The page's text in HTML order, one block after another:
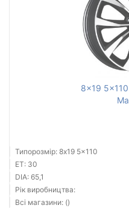
8x19 5x110
Типорозмір: 8x19 5x110
ET: 30
DIA: 65,1
Рік виробництва:
Всі магазини: ()